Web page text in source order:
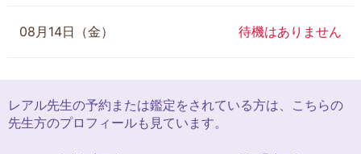
08月14日（金） 待機はありません
レアル先生の予約または鑑定をされている方は、こちらの
先生方のプロフィールも見ています。